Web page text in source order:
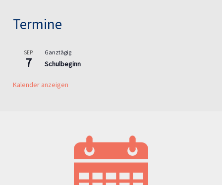
Termine
SEP.
7
Ganztägig
Schulbeginn
Kalender anzeigen